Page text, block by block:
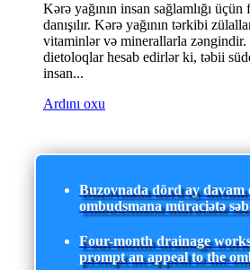
Kərə yağının insan sağlamlığı
danışılır. Kərə yağının tərkibi
vitaminlər və minerallarla
dietoloqlar hesab edirlər ki, təbii
insan...
Ardını oxu
Buzovnada dörd ay davam
ombudsmana müraciətə
Four-month drainage
prompt an appeal to the